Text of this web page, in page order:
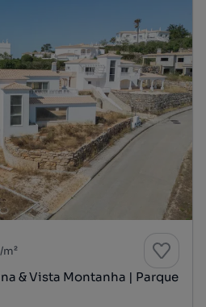
m²
& Vista Montanha | Parque